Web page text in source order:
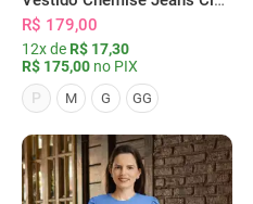
R$ 179,00
12x de R$ 17,30
R$ 175,00 no PIX
P
M G GG